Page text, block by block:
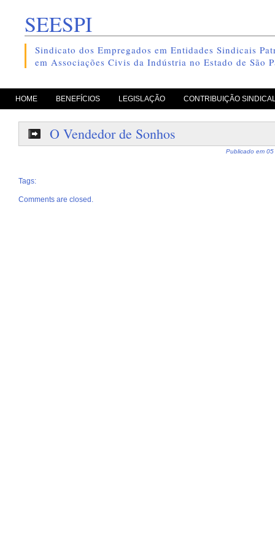
SEESPI
Sindicato dos Empregados em Entidades Sindicais
em Associações Civis da Indústria no Estado de São
pule para o conteúdo
HOME BENEFÍCIOS LEGISLAÇÃO CONTRIBUIÇÃO
O Vendedor de Sonhos
Publicado em 05
Tags:
Comments are closed.